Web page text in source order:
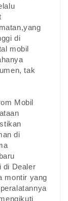
di
mobil
tak
Mobil
di
di Dealer
montir yang